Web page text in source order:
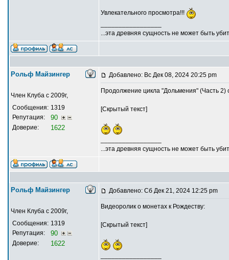
Увлекательного просмотра!!!
...эта древняя сущность не может быть
Рольф Майзингер
Член Клуба с 2009г,
Сообщения: 1319
Репутация:
90
Доверие: 1622
Добавлено: Вс Дек 08, 2024 20:25 pm
Продолжение цикла "Дольмения" (Часть 2)
[Скрытый текст]
...эта древняя сущность не может быть
Рольф Майзингер
Член Клуба с 2009г,
Сообщения: 1319
Репутация:
90
Доверие: 1622
Добавлено: Сб Дек 21, 2024 12:25 pm
Видеоролик о монетах к Рождеству:
[Скрытый текст]